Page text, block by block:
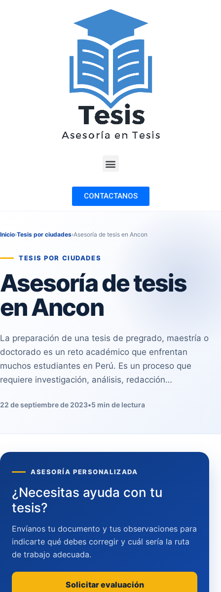
CONTACTANOS
Inicio›Tesis por ciudades›Asesoría de tesis en Ancon
TESIS POR CIUDADES
Asesoría de tesis
en Ancon
La preparación de una tesis de pregrado, maestría o
doctorado es un reto académico que enfrentan
muchos estudiantes en Perú. Es un proceso que
requiere investigación, análisis, redacción…
22 de septiembre de 2023•5 min de lectura
ASESORÍA PERSONALIZADA
¿Necesitas ayuda con tu
tesis?
Envíanos tu documento y tus observaciones para
indicarte qué debes corregir y cuál sería la ruta
de trabajo adecuada.
Solicitar evaluación